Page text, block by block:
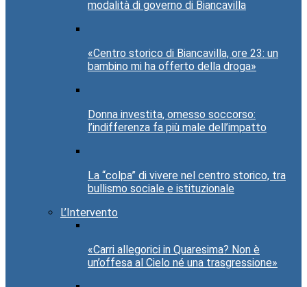
modalità di governo di Biancavilla
«Centro storico di Biancavilla, ore 23: un
bambino mi ha offerto della droga»
Donna investita, omesso soccorso:
l’indifferenza fa più male dell’impatto
La “colpa” di vivere nel centro storico, tra
bullismo sociale e istituzionale
L’Intervento
«Carri allegorici in Quaresima? Non è
un’offesa al Cielo né una trasgressione»